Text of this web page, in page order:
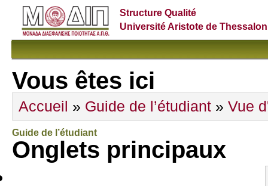
Structure Qualité
Université Aristote de
Vous êtes ici
Accueil » Guide de l’étudiant » Vue
Guide de l’étudiant
Onglets principaux